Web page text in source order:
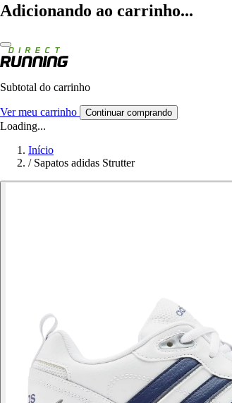
Adicionando ao carrinho...
Subtotal do carrinho
Ver meu carrinho Continuar comprando
Loading...
Início
/ Sapatos adidas Strutter